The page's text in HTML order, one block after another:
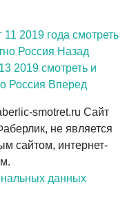
2019 года смотреть
Россия Назад
2019 смотреть и
Россия Вперед
smotret.ru Сайт
не является
сайтом, интернет-
.
данных